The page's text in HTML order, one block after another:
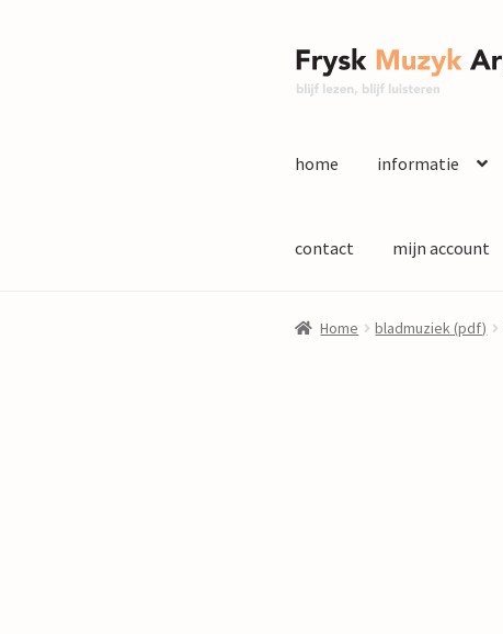
Ga
door
Ga
naar
home informatie
contact mijn account
Home bladmuziek (pdf)